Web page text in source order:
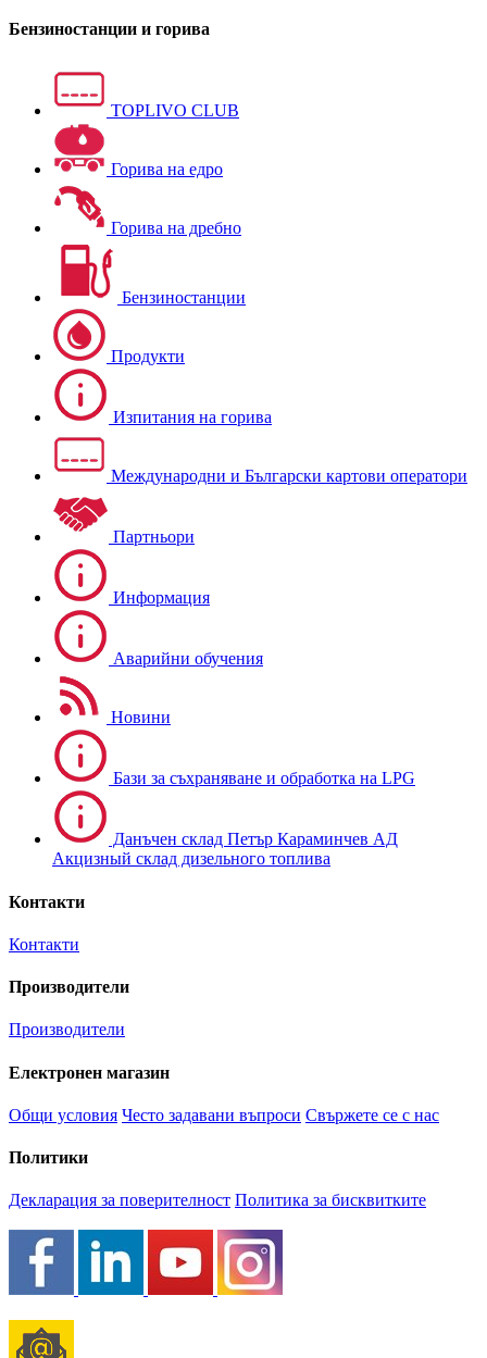
Бензиностанции и горива
TOPLIVO CLUB
Горива на едро
Горива на дребно
Бензиностанции
Продукти
Изпитания на горива
Международни и Български картови оператори
Партньори
Информация
Аварийни обучения
Новини
Бази за съхраняване и обработка на LPG
Данъчен склад Петър Караминчев АД
Акцизный склад дизельного топлива
Контакти
Контакти
Производители
Производители
Електронен магазин
Общи условия Често задавани въпроси Свържете се с нас
Политики
Декларация за поверителност Политика за бисквитките